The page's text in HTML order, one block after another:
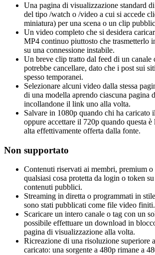
Una pagina di visualizzazione standard
del tipo /watch o /video a cui si accede
miniatura) per una scena o un clip
Un video completo che si desidera
MP4 continuo piuttosto che trasmetterlo
su una connessione instabile.
Un breve clip tratto dal feed di un canale
potrebbe cancellare, dato che i post sui
spesso temporanei.
Selezionare alcuni video dalla stessa
di una modella aprendo ciascuna pagina
incollandone il link uno alla volta.
Salvare in 1080p quando chi ha caricato
oppure accettare il 720p quando questa
alta effettivamente offerta dalla fonte.
Non supportato
Contenuti riservati ai membri, premium o
qualsiasi cosa protetta da login o token
contenuti pubblici.
Streaming in diretta o programmati in
sono stati pubblicati come file video finiti.
Scaricare un intero canale o tag con un
possibile effettuare un download in
pagina di visualizzazione alla volta.
Ricreazione di una risoluzione superiore
caricato: una sorgente a 480p rimane a